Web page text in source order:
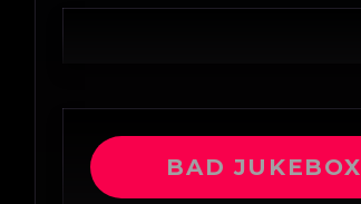
BAD JUKEBOX